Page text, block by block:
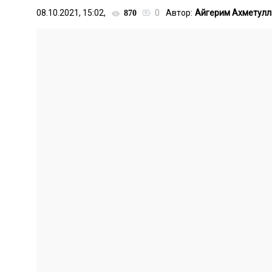
08.10.2021, 15:02, 870 0 Автор: Айгерим